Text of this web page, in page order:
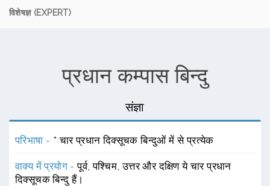
विशेषज्ञ (EXPERT)
प्रधान कम्पास बिन्दु
संज्ञा
परिभाषा - * चार प्रधान दिक्सूचक बिन्दुओं में से प्रत्येक
वाक्य में प्रयोग -पूर्व, पश्चिम, उत्तर और दक्षिण ये चार प्रधान
दिक्सूचक बिन्दु हैं।